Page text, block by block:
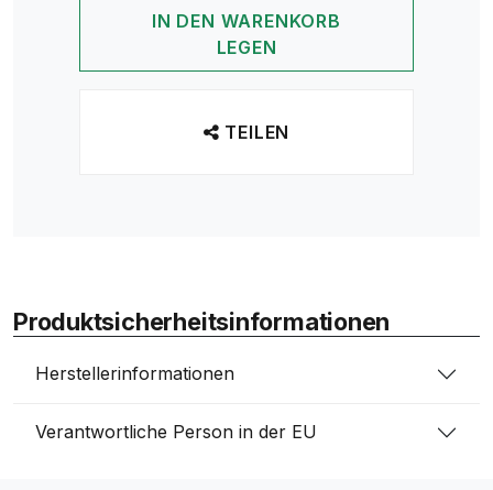
IN DEN WARENKORB
LEGEN
TEILEN
Produktsicherheitsinformationen
Herstellerinformationen
Verantwortliche Person in der EU